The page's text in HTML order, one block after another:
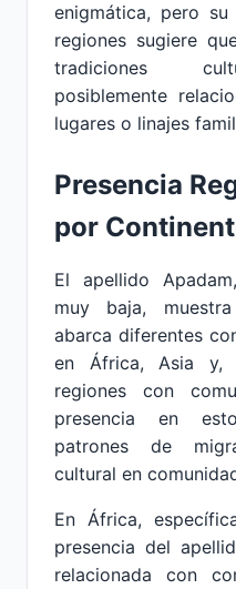
enigmática, pero
regiones sugiere
tradiciones
posiblemente
lugares o linajes
Presencia
por
El apellido
muy baja,
abarca diferentes
en África, Asia y,
regiones con
presencia en
patrones de
cultural en
En África,
presencia del
relacionada con